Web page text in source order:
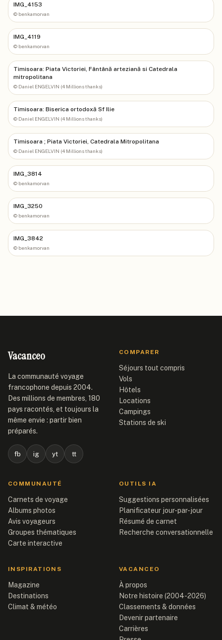
IMG_4153
© benkamorvan
IMG_4119
© benkamorvan
Timisoara: Piata Victoriei, Fântână arteziană si Catedrala
mitropolitana
© Daniel ENGELVIN (4 Millions thanks)
Timisoara: Biserica ortodoxă Sf Ilie
© Daniel ENGELVIN (4 Millions thanks)
Timisoara ; Piata Victoriei, Catedrala Mitropolitana
© Daniel ENGELVIN (4 Millions thanks)
IMG_3814
© benkamorvan
IMG_3250
© benkamorvan
IMG_3842
© benkamorvan
Vacanceo
La communauté voyage
francophone depuis 2004.
Des millions de membres, 180
pays racontés, et toujours la
même envie : partir bien
préparés.
fb ig yt tt
COMPARER
Séjours tout compris
Vols
Hôtels
Locations
Campings
Stations de ski
COMMUNAUTÉ
Carnets de voyage
Albums photos
Avis voyageurs
Groupes thématiques
Carte interactive
OUTILS IA
Suggestions personnalisées
Planificateur jour-par-jour
Résumé de carnet
Recherche conversationnelle
INSPIRATIONS
Magazine
Destinations
Climat & météo
VACANCEO
À propos
Notre histoire (2004-2026)
Classements & données
Devenir partenaire
Carrières